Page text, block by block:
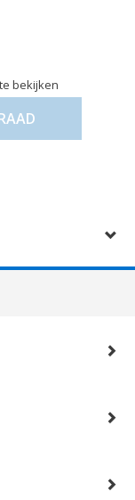
bekijken